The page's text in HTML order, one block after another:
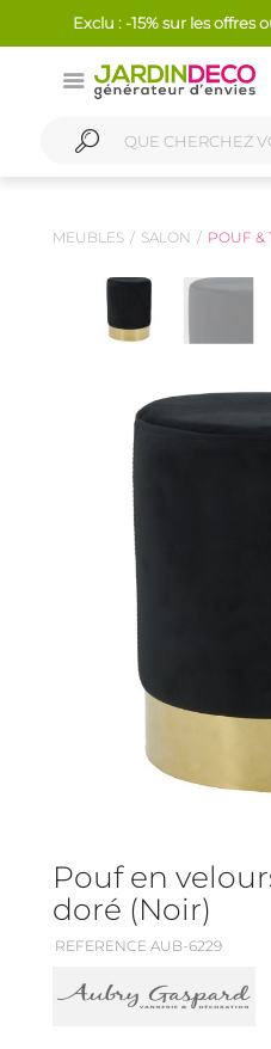
Exclu : -15% sur les offres
MEUBLES SALON POUF &
Pouf en
doré (Noir)
REFERENCE AUB-6229